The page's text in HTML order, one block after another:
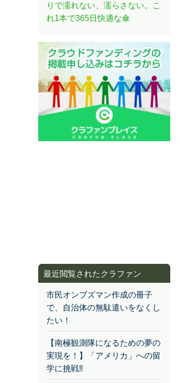
りで濡れない、濡らさない。こ
れ1本で365日快適な傘
最近閲覧されたクラファン
市民オンブズマン作成の冊子
で、自治体の無駄遣いをなくし
たい！
【南極観測隊になるための夢の
実現を！】「アメリカ」への留